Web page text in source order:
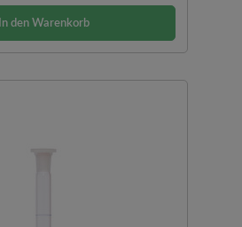
In den Warenkorb